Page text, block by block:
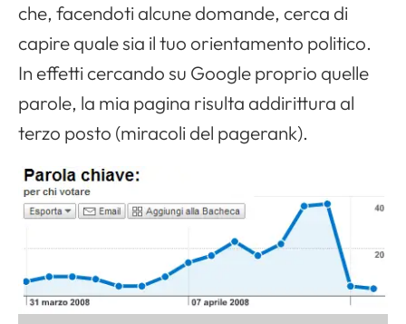
che, facendoti alcune domande, cerca di
capire quale sia il tuo orientamento politico.
In effetti cercando su Google proprio quelle
parole, la mia pagina risulta addirittura al
terzo posto (miracoli del pagerank).